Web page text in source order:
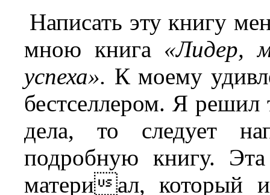
Написать эту книгу
мною книга «Лидер,
успеха». К моему
бестселлером. Я решил
дела, то следует
подробную книгу.
материал, который